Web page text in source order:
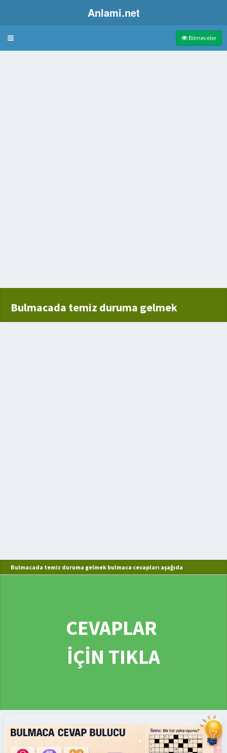
Anlami.net
Bulmaca Bilmeceler
Bulmacada temiz duruma gelmek
Bulmacada temiz duruma gelmek bulmaca cevapları aşağıda
CEVAPLAR
İÇİN TIKLA